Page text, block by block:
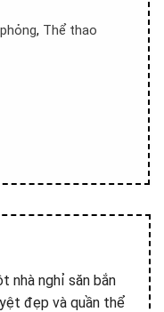
, Thể thao
nhà nghỉ săn bắn
đẹp và quần thể